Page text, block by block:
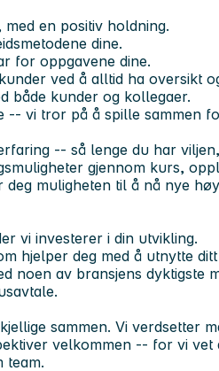
en positiv holdning.
dine.
for oppgavene dine.
ved å alltid ha oversikt
både kunder og kollegaer.
-- vi tror på å spille sammen
-- så lenge du har viljen,
gjennom kurs,
deg muligheten til å nå nye
vi investerer i din utvikling.
hjelper deg med å utnytte
noen av bransjens dyktigste
sammen. Vi verdsetter
velkommen -- for vi vet
team.